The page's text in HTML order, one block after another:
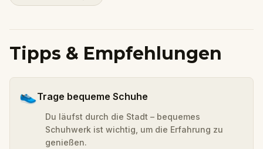
Tipps & Empfehlungen
👟Trage bequeme Schuhe
Du läufst durch die Stadt – bequemes
Schuhwerk ist wichtig, um die Erfahrung zu
genießen.